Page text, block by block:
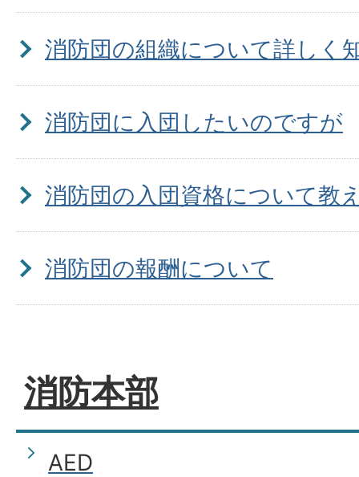
消防団の組織について詳しく
消防団に入団したいのですが
消防団の入団資格について教
消防団の報酬について
消防本部
AED